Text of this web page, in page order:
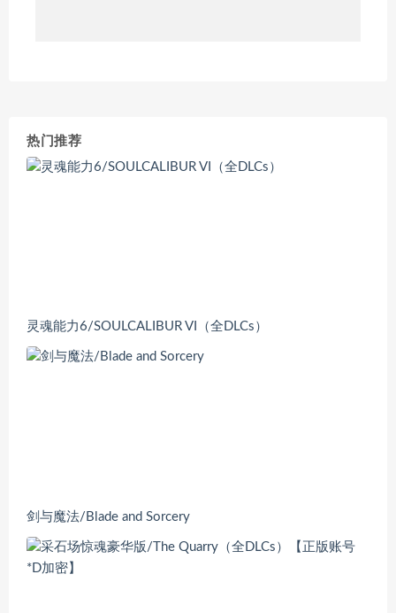
热门推荐
灵魂能力6/SOULCALIBUR VI（全DLCs）
剑与魔法/Blade and Sorcery